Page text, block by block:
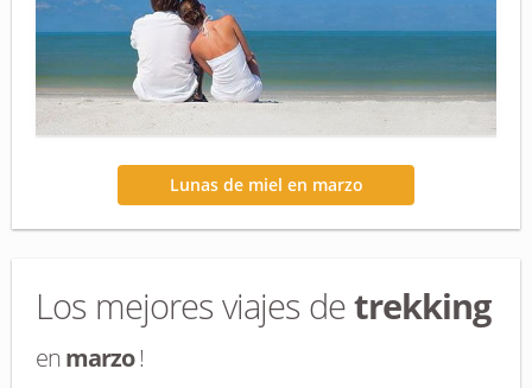
Lunas de miel en marzo
Los mejores viajes detrekking
enmarzo!